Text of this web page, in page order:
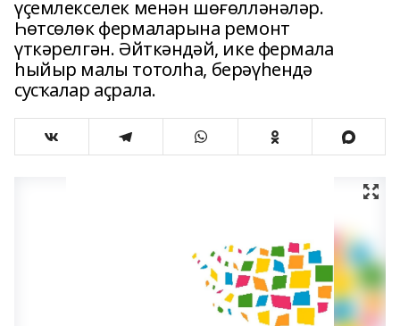
үҫемлекселек менән шөғөлләнәләр.
Һөтсөлөк фермаларына ремонт
үткәрелгән. Әйткәндәй, ике фермала
һыйыр малы тотолһа, берәүһендә
сусҡалар аҫрала.